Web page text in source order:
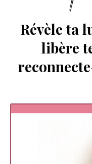
Révèle ta
libère